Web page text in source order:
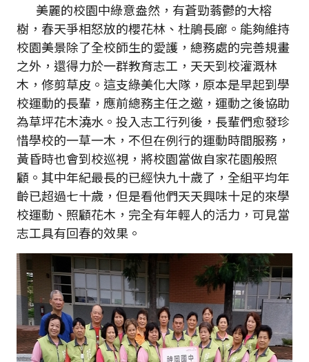
美麗的校園中綠意盎然，有蒼勁蓊鬱的大榕
樹，春天爭相怒放的櫻花林、杜鵑長廊。能夠維持
校園美景除了全校師生的愛護，總務處的完善規畫
之外，還得力於一群教育志工，天天到校灌溉林
木，修剪草皮。這支綠美化大隊，原本是早起到學
校運動的長輩，應前總務主任之邀，運動之後協助
為草坪花木澆水。投入志工行列後，長輩們愈發珍
惜學校的一草一木，不但在例行的運動時間服務，
黃昏時也會到校巡視，將校園當做自家花園般照
顧。其中年紀最長的已經快九十歲了，全組平均年
齡已超過七十歲，但是看他們天天興味十足的來學
校運動、照顧花木，完全有年輕人的活力，可見當
志工具有回春的效果。